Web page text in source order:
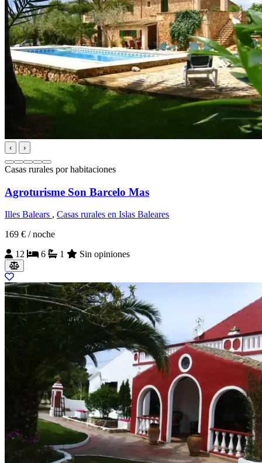
‹ ›
Casas rurales por habitaciones
Agroturisme Son Barcelo Mas
Illes Balears , Casas rurales en Islas Baleares
169 € / noche
12
6 1 Sin opiniones